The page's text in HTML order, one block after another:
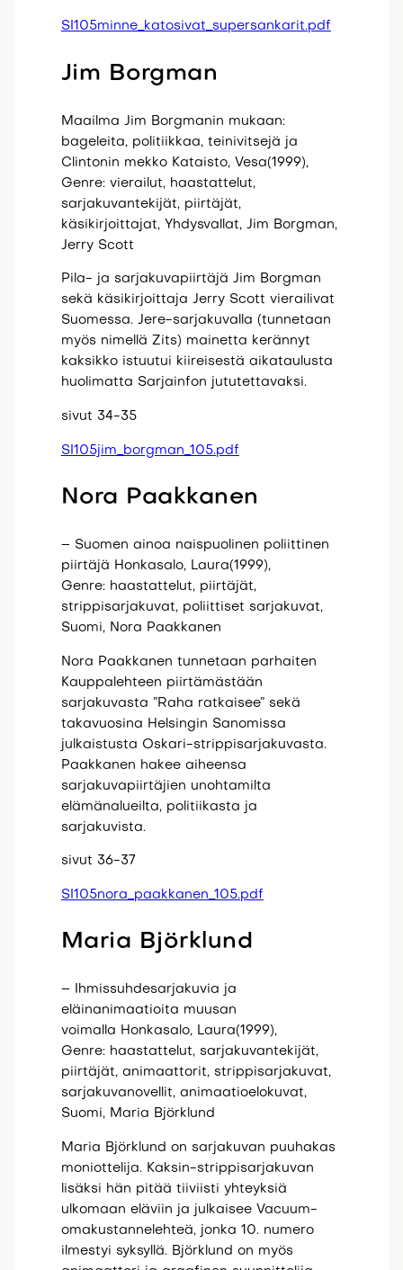
SI105minne_katosivat_supersankarit.pdf
Jim Borgman
Maailma Jim Borgmanin mukaan:
bageleita, politiikkaa, teinivitsejä ja
Clintonin mekko Kataisto, Vesa(1999),
Genre: vierailut, haastattelut,
sarjakuvantekijät, piirtäjät,
käsikirjoittajat, Yhdysvallat, Jim Borgman,
Jerry Scott
Pila- ja sarjakuvapiirtäjä Jim Borgman
sekä käsikirjoittaja Jerry Scott vierailivat
Suomessa. Jere-sarjakuvalla (tunnetaan
myös nimellä Zits) mainetta kerännyt
kaksikko istuutui kiireisestä aikataulusta
huolimatta Sarjainfon jututettavaksi.
sivut 34-35
SI105jim_borgman_105.pdf
Nora Paakkanen
– Suomen ainoa naispuolinen poliittinen
piirtäjä Honkasalo, Laura(1999),
Genre: haastattelut, piirtäjät,
strippisarjakuvat, poliittiset sarjakuvat,
Suomi, Nora Paakkanen
Nora Paakkanen tunnetaan parhaiten
Kauppalehteen piirtämästään
sarjakuvasta ”Raha ratkaisee” sekä
takavuosina Helsingin Sanomissa
julkaistusta Oskari-strippisarjakuvasta.
Paakkanen hakee aiheensa
sarjakuvapiirtäjien unohtamilta
elämänalueilta, politiikasta ja
sarjakuvista.
sivut 36-37
SI105nora_paakkanen_105.pdf
Maria Björklund
– Ihmissuhdesarjakuvia ja
eläinanimaatioita muusan
voimalla Honkasalo, Laura(1999),
Genre: haastattelut, sarjakuvantekijät,
piirtäjät, animaattorit, strippisarjakuvat,
sarjakuvanovellit, animaatioelokuvat,
Suomi, Maria Björklund
Maria Björklund on sarjakuvan puuhakas
moniottelija. Kaksin-strippisarjakuvan
lisäksi hän pitää tiiviisti yhteyksiä
ulkomaan eläviin ja julkaisee Vacuum-
omakustannelehteä, jonka 10. numero
ilmestyi syksyllä. Björklund on myös